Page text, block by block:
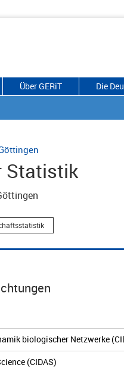
Über GERiT Die
Statistik
biologischer Netzwerke
(CIDAS)